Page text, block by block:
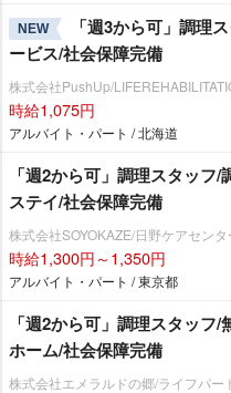
NEW
「週3から可」調理
ービス/社会保障完備
株式会社PushUp/
時給1,075円
アルバイト・パート / 北海道
「週2から可」調理スタッフ
ステイ/社会保障完備
株式会社SOYOKAZE/日野ケアセンタ
時給1,300円～1,350円
アルバイト・パート / 東京都
「週2から可」調理スタッフ
ホーム/社会保障完備
株式会社エメラルドの郷/ライフパー